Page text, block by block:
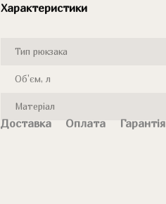
Характеристики
Тип рюкзака
Об'єм, л
Матеріал
Доставка Оплата Гарантія